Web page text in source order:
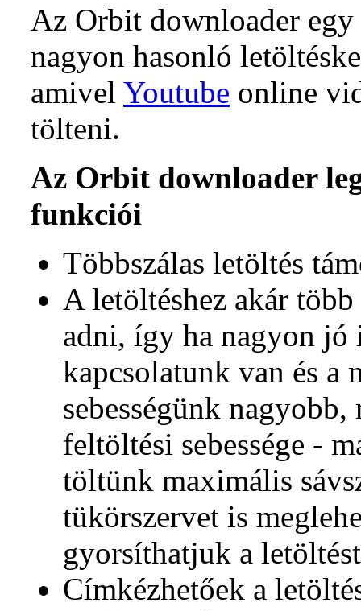
Az Orbit downloader egy
nagyon hasonló
amivel Youtube online
tölteni.
Az Orbit downloader
funkciói
Többszálas letöltés
A letöltéshez akár
adni, így ha nagyon jó
kapcsolatunk van és a
sebességünk
feltöltési sebessége -
töltünk maximális
tükörszervet is
gyorsíthatjuk a
Címkézhetőek a